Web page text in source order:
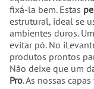
fixá-la bem. Estas
estrutural, ideal se
ambientes duros.
evitar pó. No
produtos prontos
Não deixe que um
Pro. As nossas